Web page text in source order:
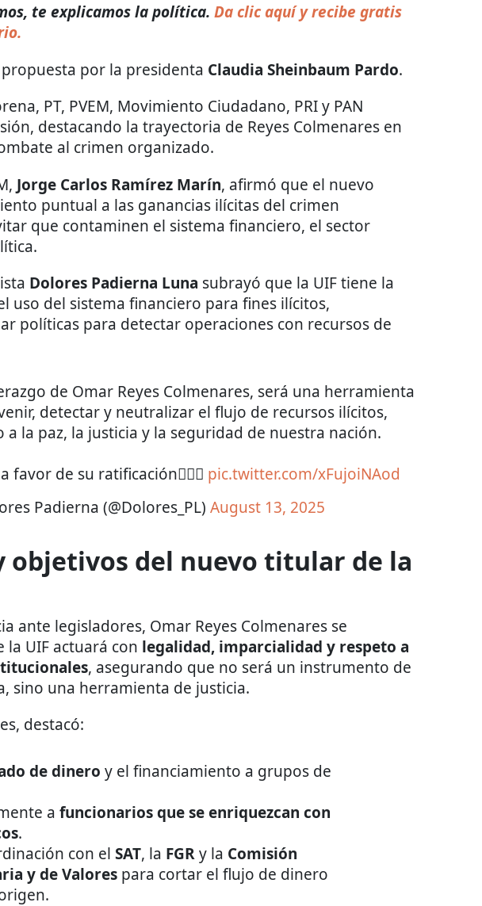
te explicamos la política. Da clic aquí y recibe gratis
por la presidenta Claudia Sheinbaum Pardo.
PT, PVEM, Movimiento Ciudadano, PRI y PAN
destacando la trayectoria de Reyes Colmenares en
al crimen organizado.
Jorge Carlos Ramírez Marín, afirmó que el nuevo
puntual a las ganancias ilícitas del crimen
que contaminen el sistema financiero, el sector
Dolores Padierna Luna subrayó que la UIF tiene la
uso del sistema financiero para fines ilícitos,
políticas para detectar operaciones con recursos de
de Omar Reyes Colmenares, será una herramienta
detectar y neutralizar el flujo de recursos ilícitos,
la paz, la justicia y la seguridad de nuestra nación.
favor de su ratificación🙋🏻‍♀️ pic.twitter.com/xFujoiNAod
Padierna (@Dolores_PL) August 13, 2025
objetivos del nuevo titular de la
ante legisladores, Omar Reyes Colmenares se
UIF actuará con legalidad, imparcialidad y respeto a
, asegurando que no será un instrumento de
sino una herramienta de justicia.
destacó:
de dinero y el financiamiento a grupos de
a funcionarios que se enriquezcan con
.
con el SAT, la FGRy la Comisión
y de Valores para cortar el flujo de dinero